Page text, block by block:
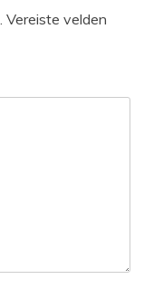
Vereiste velden